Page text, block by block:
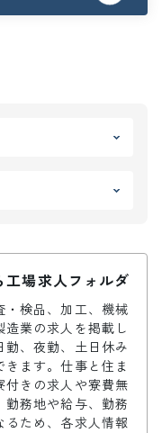
場求人フォルダ
検品、加工、機械
業の求人を掲載し
、夜勤、土日休み
ます。仕事と住ま
付きの求人や寮費無
務地や給与、勤務
るため、各求人情報